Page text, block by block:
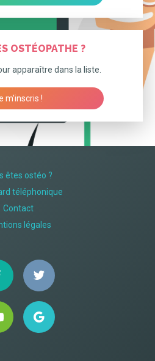
OSTÉOPATHE ?
apparaître dans la liste.
m’inscris !
êtes ostéo ?
téléphonique
Contact
légales